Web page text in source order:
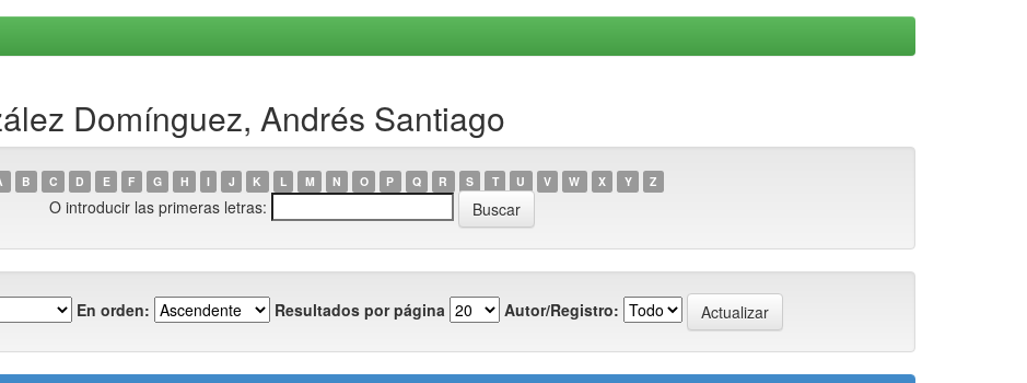
Domínguez, Andrés Santiago
B C D E F G H I J K L M N O P Q R S T U V W X Y Z
O introducir las primeras letras:
En orden: Resultados por página Autor/Registro: